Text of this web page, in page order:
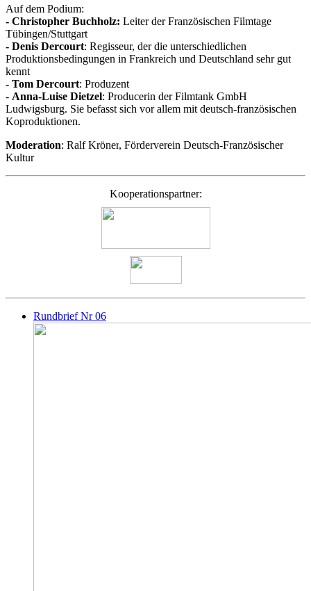
Auf dem Podium:
- Christopher Buchholz: Leiter der Französischen Filmtage
Tübingen/Stuttgart
- Denis Dercourt: Regisseur, der die unterschiedlichen
Produktionsbedingungen in Frankreich und Deutschland sehr gut
kennt
- Tom Dercourt: Produzent
- Anna-Luise Dietzel: Producerin der Filmtank GmbH
Ludwigsburg. Sie befasst sich vor allem mit deutsch-französischen
Koproduktionen.
Moderation: Ralf Kröner, Förderverein Deutsch-Französischer
Kultur
Kooperationspartner:
Rundbrief Nr 06